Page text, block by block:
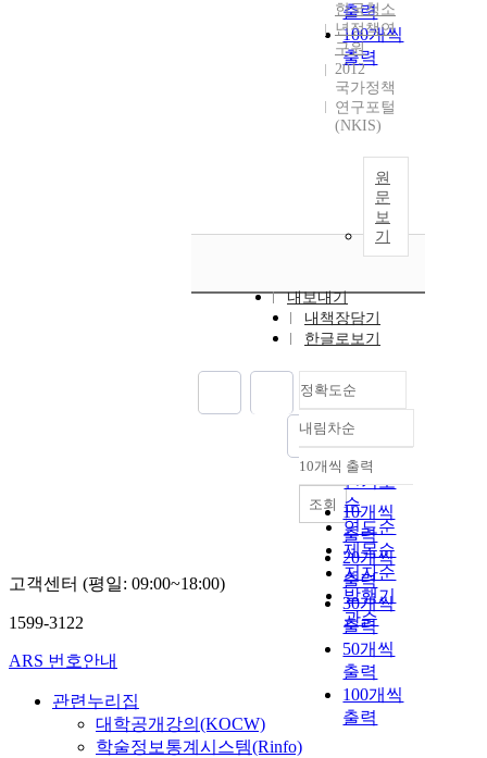
출력
100개씩
출력
한국청소
년정책연
구원
2012
국가정책
연구포털
(NKIS)
원
문
보
기
내보내기
내책장담기
한글로보기
정확도순
정확도
순
인기도
순
연도순
제목순
저자순
발행기
관순
내림차순
내림차순
10개씩 출력
10개씩
출력
20개씩
출력
30개씩
출력
50개씩
출력
100개씩
출력
조회
고객센터 (평일: 09:00~18:00)
1599-3122
ARS 번호안내
관련누리집
대학공개강의(KOCW)
학술정보통계시스템(Rinfo)